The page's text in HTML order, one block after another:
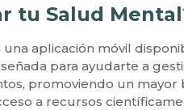
tu Salud
una aplicación móvil
para ayudarte a
promoviendo un mayor
a recursos